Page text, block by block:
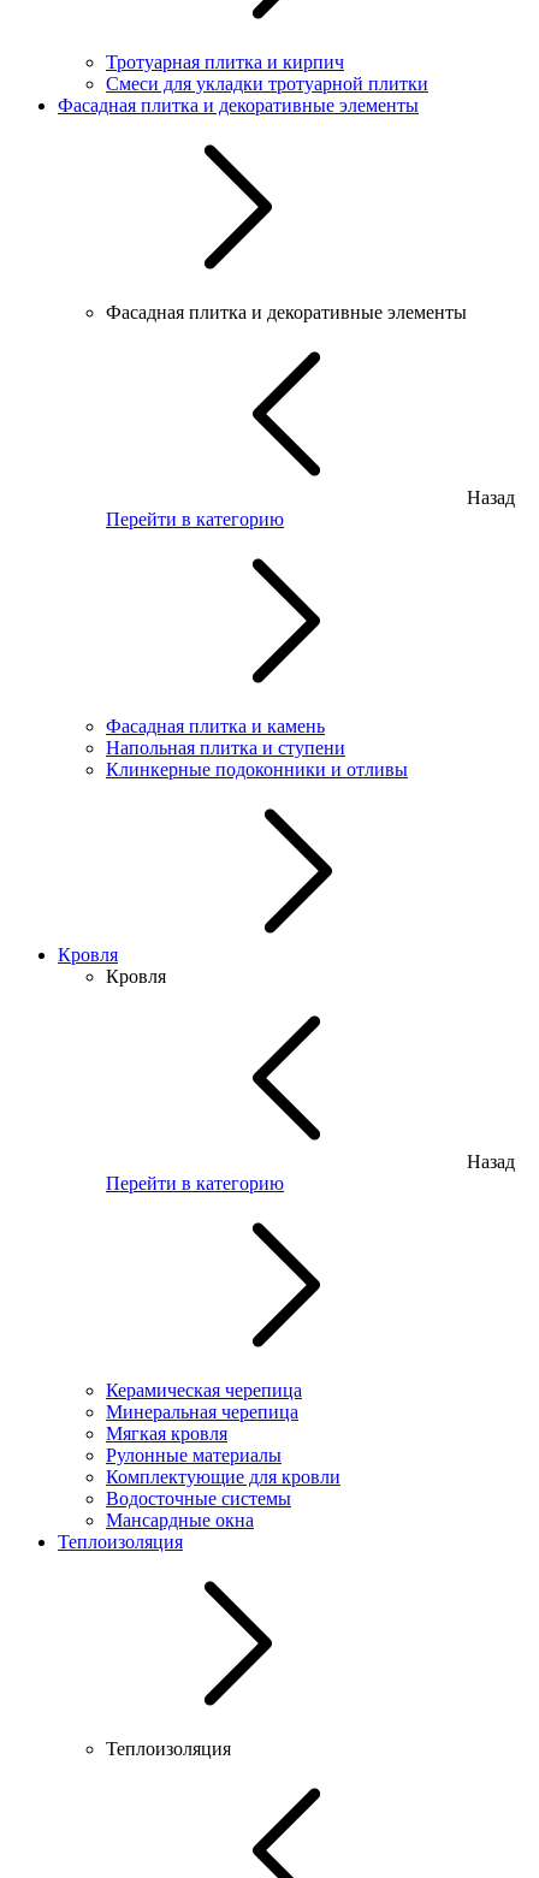
Тротуарная плитка и кирпич
Смеси для укладки тротуарной плитки
Фасадная плитка и декоративные элементы
Фасадная плитка и декоративные элементы
Назад
Перейти в категорию
Фасадная плитка и камень
Напольная плитка и ступени
Клинкерные подоконники и отливы
Кровля
Кровля
Назад
Перейти в категорию
Керамическая черепица
Минеральная черепица
Мягкая кровля
Рулонные материалы
Комплектующие для кровли
Водосточные системы
Мансардные окна
Теплоизоляция
Теплоизоляция